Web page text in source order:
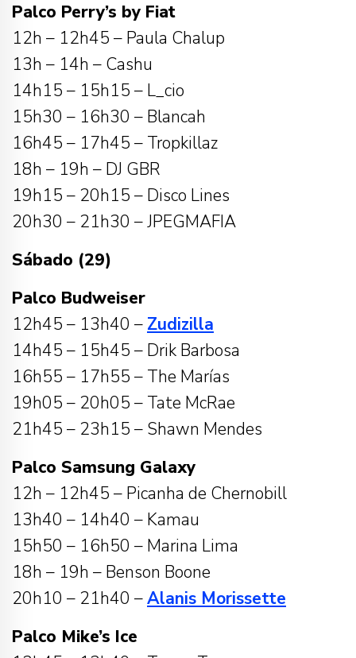
Palco Perry’s by Fiat
12h – 12h45 – Paula Chalup
13h – 14h – Cashu
14h15 – 15h15 – L_cio
15h30 – 16h30 – Blancah
16h45 – 17h45 – Tropkillaz
18h – 19h – DJ GBR
19h15 – 20h15 – Disco Lines
20h30 – 21h30 – JPEGMAFIA
Sábado (29)
Palco Budweiser
12h45 – 13h40 – Zudizilla
14h45 – 15h45 – Drik Barbosa
16h55 – 17h55 – The Marías
19h05 – 20h05 – Tate McRae
21h45 – 23h15 – Shawn Mendes
Palco Samsung Galaxy
12h – 12h45 – Picanha de Chernobill
13h40 – 14h40 – Kamau
15h50 – 16h50 – Marina Lima
18h – 19h – Benson Boone
20h10 – 21h40 –Alanis Morissette
Palco Mike’s Ice